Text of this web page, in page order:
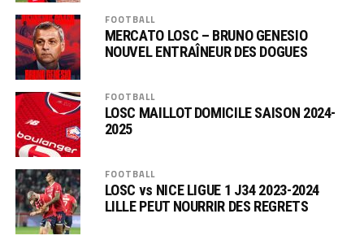
FOOTBALL
MERCATO LOSC – BRUNO GENESIO
NOUVEL ENTRAÎNEUR DES DOGUES
FOOTBALL
LOSC MAILLOT DOMICILE SAISON 2024-
2025
FOOTBALL
LOSC vs NICE LIGUE 1 J34 2023-2024
LILLE PEUT NOURRIR DES REGRETS